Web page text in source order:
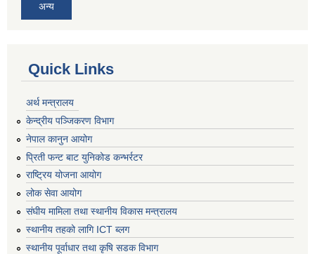
अन्य
Quick Links
अर्थ मन्त्रालय
केन्द्रीय पञ्जिकरण विभाग
नेपाल कानुन आयोग
प्रिती फन्ट बाट युनिकोड कन्भर्रटर
राष्ट्रिय योजना आयोग
लोक सेवा आयोग
संघीय मामिला तथा स्थानीय विकास मन्त्रालय
स्थानीय तहको लागि ICT ब्लग
स्थानीय पूर्वाधार तथा कृषि सडक विभाग